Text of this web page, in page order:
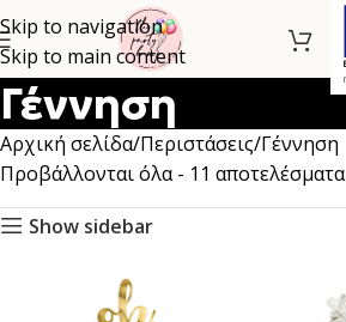
Skip to navigation
Skip to main content
Γέννηση
Αρχική σελίδα Περιστάσεις Γέννηση
Προβάλλονται όλα - 11 αποτελέσματα
Show sidebar